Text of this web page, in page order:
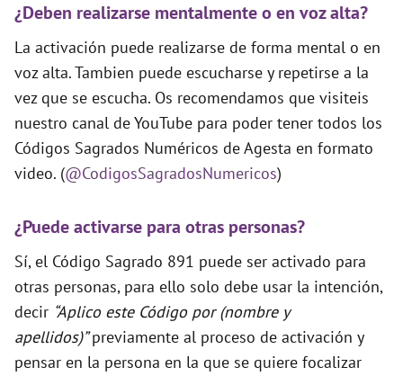
¿Deben realizarse mentalmente o en voz alta?
La activación puede realizarse de forma mental o en
voz alta. Tambien puede escucharse y repetirse a la
vez que se escucha. Os recomendamos que visiteis
nuestro canal de YouTube para poder tener todos los
Códigos Sagrados Numéricos de Agesta en formato
video. (@CodigosSagradosNumericos)
¿Puede activarse para otras personas?
Sí, el Código Sagrado 891 puede ser activado para
otras personas, para ello solo debe usar la intención,
decir “Aplico este Código por (nombre y
apellidos)”previamente al proceso de activación y
pensar en la persona en la que se quiere focalizar